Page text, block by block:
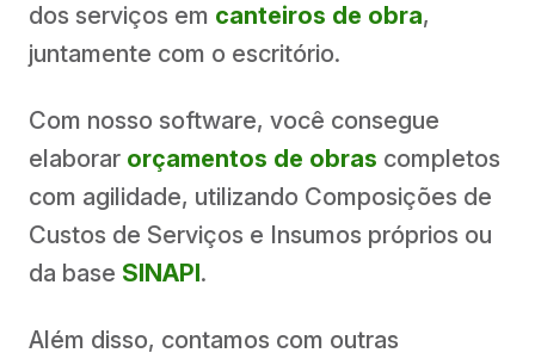
dos serviços em canteiros de obra,
juntamente com o escritório.
Com nosso software, você consegue
elaborar orçamentos de obras completos
com agilidade, utilizando Composições de
Custos de Serviços e Insumos próprios ou
da base SINAPI.
Além disso, contamos com outras